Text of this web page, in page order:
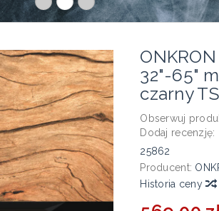
32"-65"
czarny
Obserwuj
Dodaj recenzję:
25862
Producent:
Historia ceny